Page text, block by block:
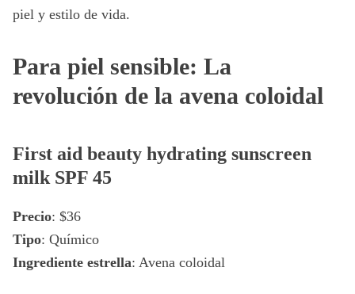
piel y estilo de vida.
Para piel sensible: La
revolución de la avena coloidal
First aid beauty hydrating sunscreen
milk SPF 45
Precio: $36
Tipo: Químico
Ingrediente estrella: Avena coloidal